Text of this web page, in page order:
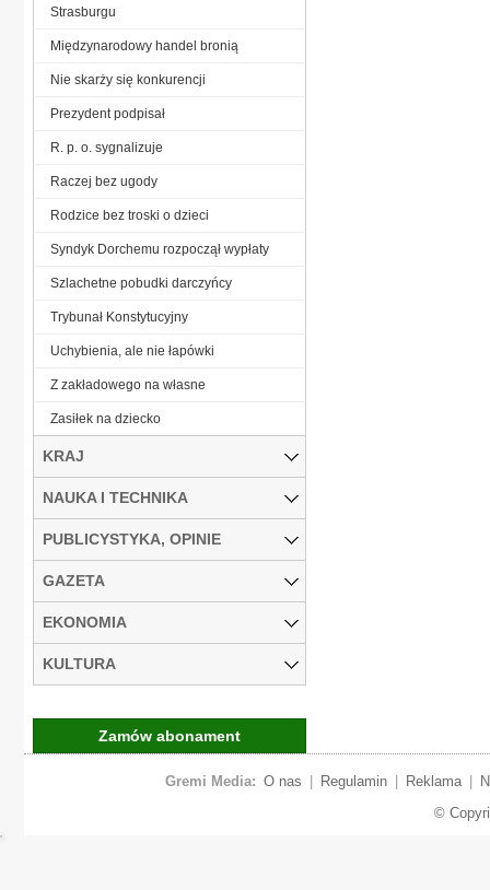
Strasburgu
Międzynarodowy handel bronią
Nie skarży się konkurencji
Prezydent podpisał
R. p. o. sygnalizuje
Raczej bez ugody
Rodzice bez troski o dzieci
Syndyk Dorchemu rozpoczął wypłaty
Szlachetne pobudki darczyńcy
Trybunał Konstytucyjny
Uchybienia, ale nie łapówki
Z zakładowego na własne
Zasiłek na dziecko
KRAJ
NAUKA I TECHNIKA
PUBLICYSTYKA, OPINIE
GAZETA
EKONOMIA
KULTURA
Zamów abonament
Gremi Media: O nas Regulamin Reklama
©